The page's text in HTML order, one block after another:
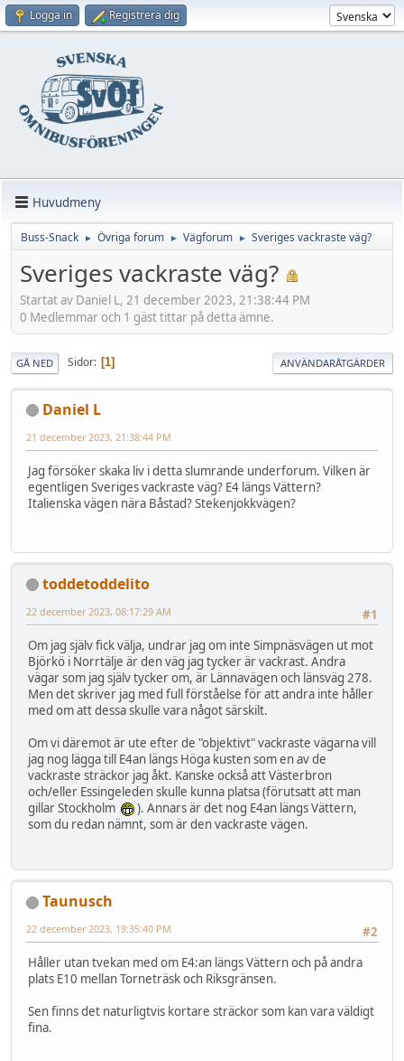
Logga in Registrera dig
Huvudmeny
Buss-Snack ► Övriga forum ► Vägforum ► Sveriges vackraste väg?
Sveriges vackraste väg?
Startat av Daniel L, 21 december 2023, 21:38:44 PM
0 Medlemmar och 1 gäst tittar på detta ämne.
GÅ NED Sidor 1 ANVÄNDARÅTGÄRDER
Daniel L
21 december 2023, 21:38:44 PM
Jag försöker skaka liv i detta slumrande underforum. Vilken är
egentligen Sveriges vackraste väg? E4 längs Vättern?
Italienska vägen nära Båstad? Stekenjokkvägen?
toddetoddelito
#1
22 december 2023, 08:17:29 AM
Om jag själv fick välja, undrar jag om inte Simpnäsvägen ut mot
Björkö i Norrtälje är den väg jag tycker är vackrast. Andra
vägar som jag själv tycker om, är Lännavägen och länsväg 278.
Men det skriver jag med full förståelse för att andra inte håller
med om att dessa skulle vara något särskilt.
Om vi däremot är ute efter de "objektivt" vackraste vägarna vill
jag nog lägga till E4an längs Höga kusten som en av de
vackraste sträckor jag åkt. Kanske också att Västerbron
och/eller Essingeleden skulle kunna platsa (förutsatt att man
gillar Stockholm
). Annars är det nog E4an längs Vättern,
som du redan nämnt, som är den vackraste vägen.
Taunusch
#2
22 december 2023, 19:35:40 PM
Håller utan tvekan med om E4:an längs Vättern och på andra
plats E10 mellan Torneträsk och Riksgränsen.
Sen finns det naturligtvis kortare sträckor som kan vara väldigt
fina.